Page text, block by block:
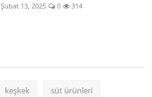
Şubat 13, 2025 0 314
keşkek süt ürünleri